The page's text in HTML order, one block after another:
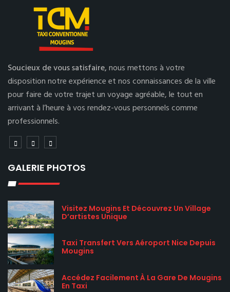
Soucieux de vous satisfaire,nous mettons à votre
disposition notre expérience et nos connaissances de la ville
pour faire de votre trajet un voyage agréable, le tout en
arrivant à l’heure à vos rendez-vous personnels comme
professionnels.
GALERIE PHOTOS
Visitez Mougins Et Découvrez Un Village
D’artistes Unique
Taxi Transfert Vers Aéroport Nice Depuis
Mougins
Accédez Facilement À La Gare De Mougins
En Taxi